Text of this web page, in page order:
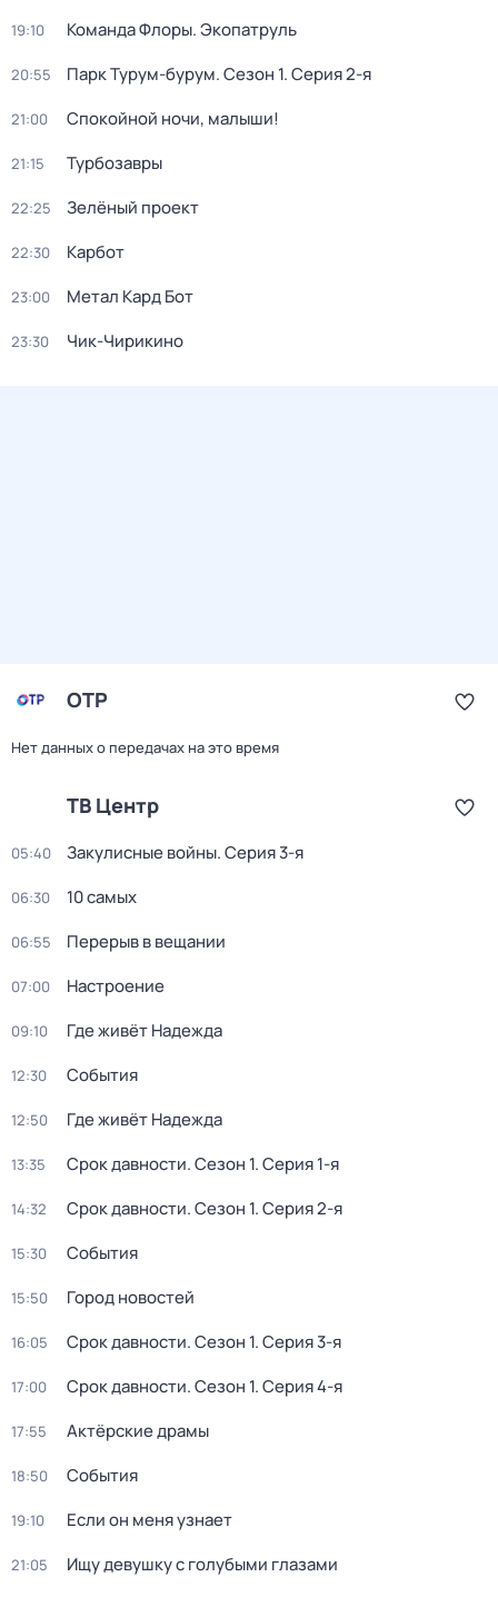
19:10 Команда Флоры. Экопатруль
20:55 Парк Турум-бурум. Сезон 1. Серия 2-я
21:00 Спокойной ночи, малыши!
21:15 Турбозавры
22:25 Зелёный проект
22:30 Карбот
23:00 Метал Кард Бот
23:30 Чик-Чирикино
ОТР
Нет данных о передачах на это время
ТВ Центр
05:40 Закулисные войны. Серия 3-я
06:30 10 самых
06:55 Перерыв в вещании
07:00 Настроение
09:10 Где живёт Надежда
12:30 События
12:50 Где живёт Надежда
13:35 Срок давности. Сезон 1. Серия 1-я
14:32 Срок давности. Сезон 1. Серия 2-я
15:30 События
15:50 Город новостей
16:05 Срок давности. Сезон 1. Серия 3-я
17:00 Срок давности. Сезон 1. Серия 4-я
17:55 Актёрские драмы
18:50 События
19:10 Если он меня узнает
21:05 Ищу девушку с голубыми глазами